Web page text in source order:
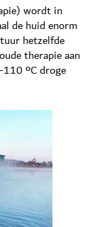
wordt in
de huid enorm
hetzelfde
therapie aan
ºC droge